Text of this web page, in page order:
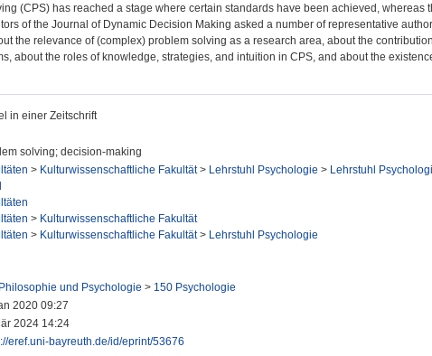
(CPS) has reached a stage where certain standards have been achieved, whereas
of the Journal of Dynamic Decision Making asked a number of representative
the relevance of (complex) problem solving as a research area, about the
about the roles of knowledge, strategies, and intuition in CPS, and about the
in einer Zeitschrift
solving; decision-making
> Kulturwissenschaftliche Fakultät> Lehrstuhl Psychologie > Lehrstuhl
> Kulturwissenschaftliche Fakultät
> Kulturwissenschaftliche Fakultät> Lehrstuhl Psychologie
und Psychologie > 150 Psychologie
2020 09:27
2024 14:24
eref.uni-bayreuth.de/id/eprint/53676